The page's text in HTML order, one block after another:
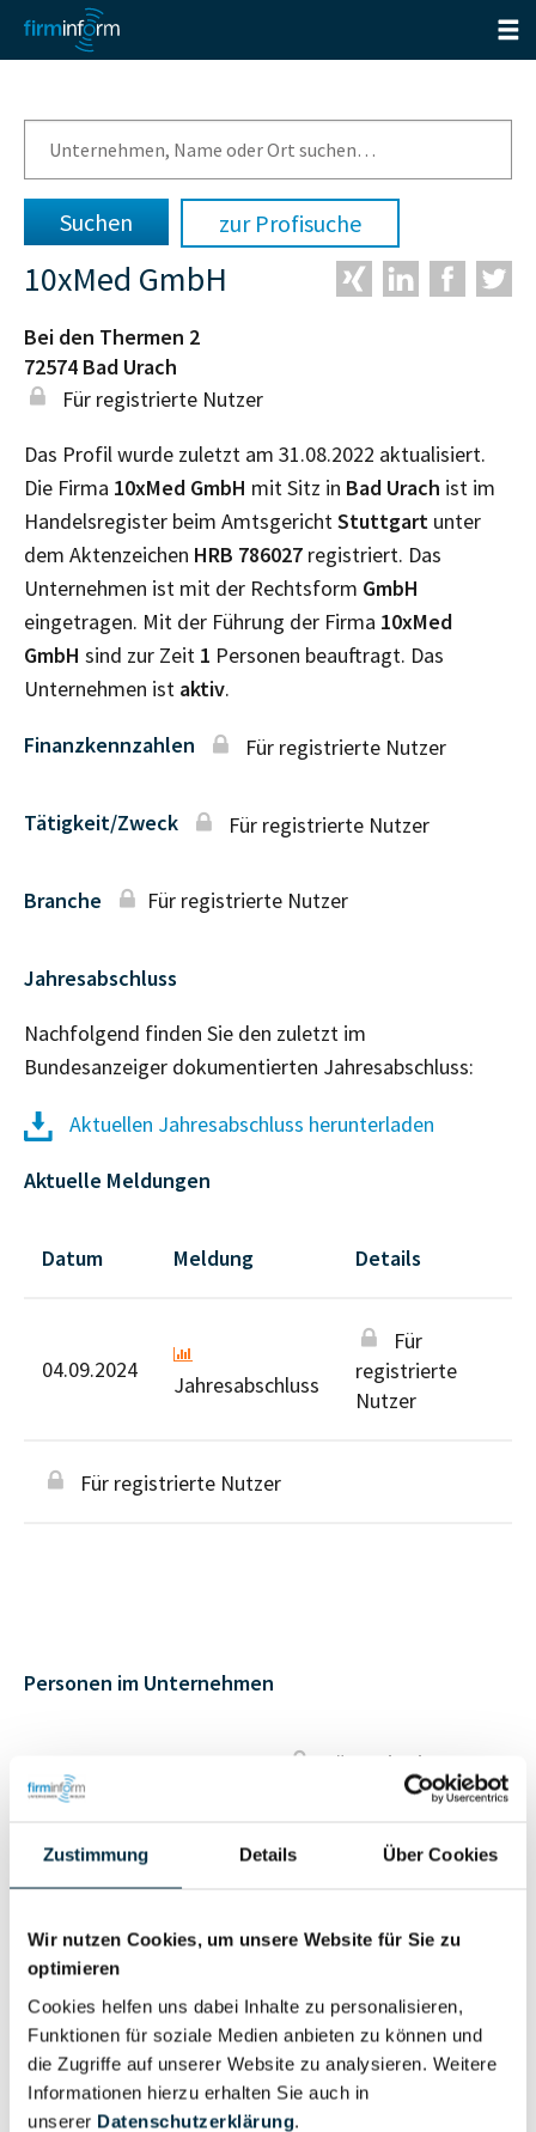
Zustimmung Details Über Cookies
Wir nutzen Cookies, um unsere Website für Sie zu
optimieren
Cookies helfen uns dabei Inhalte zu personalisieren,
Funktionen für soziale Medien anbieten zu können und
die Zugriffe auf unserer Website zu analysieren. Weitere
Informationen hierzu erhalten Sie auch in
unserer Datenschutzerklärung.
zur Profisuche
10xMed GmbH
Bei den Thermen 2
72574 Bad Urach
Für registrierte Nutzer
Das Profil wurde zuletzt am 31.08.2022 aktualisiert.
Die Firma 10xMed GmbH mit Sitz in Bad Urach ist im
Handelsregister beim AmtsgerichtStuttgart unter
dem Aktenzeichen HRB 786027 registriert. Das
Unternehmen ist mit der Rechtsform GmbH
eingetragen. Mit der Führung der Firma 10xMed
GmbH sind zur Zeit 1 Personen beauftragt. Das
Unternehmen ist aktiv.
Finanzkennzahlen Für registrierte Nutzer
Tätigkeit/Zweck Für registrierte Nutzer
Branche Für registrierte Nutzer
Jahresabschluss
Nachfolgend finden Sie den zuletzt im
Bundesanzeiger dokumentierten Jahresabschluss:
Aktuellen Jahresabschluss herunterladen
Aktuelle Meldungen
Datum Meldung Details
04.09.2024
Jahresabschluss
Für
registrierte
Nutzer
Für registrierte Nutzer
Personen im Unternehmen
Geschäftsführer (1)
Für registrierte
Wirtschaftlich
anfragen
Eigentums- und Kontrollstruktur